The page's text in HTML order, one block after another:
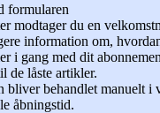
formularen
modtager du en
information om,
i gang med dit
de låste artikler.
bliver behandlet manuelt i
åbningstid.